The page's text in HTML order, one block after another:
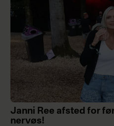
Janni Ree afsted for
nervøs!